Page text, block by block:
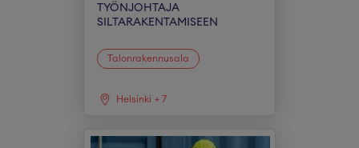
TYÖNJOHTAJA
SILTARAKENTAMISEEN
Talonrakennusala
Helsinki + 7